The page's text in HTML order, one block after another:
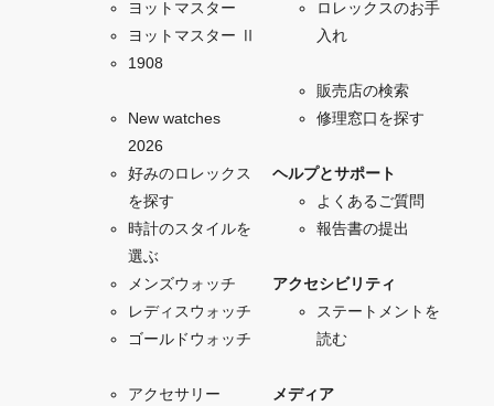
ヨットマスター
ヨットマスター Ⅱ
1908
New watches
2026
好みのロレックス
を探す
時計のスタイルを
選ぶ
メンズウォッチ
レディスウォッチ
ゴールドウォッチ
アクセサリー
ロレックスのお手
入れ
販売店の検索
修理窓口を探す
ヘルプとサポート
よくあるご質問
報告書の提出
アクセシビリティ
ステートメントを
読む
メディア